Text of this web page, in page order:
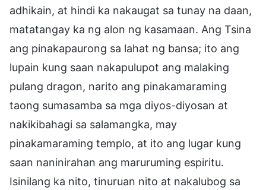
adhikain, at hindi ka nakaugat sa tunay na daan,
matatangay ka ng alon ng kasamaan. Ang Tsina
ang pinakapaurong sa lahat ng bansa; ito ang
lupain kung saan nakapulupot ang malaking
pulang dragon, narito ang pinakamaraming
taong sumasamba sa mga diyos-diyosan at
nakikibahagi sa salamangka, may
pinakamaraming templo, at ito ang lugar kung
saan naninirahan ang maruruming espiritu.
Isinilang ka nito, tinuruan nito at nakalubog sa